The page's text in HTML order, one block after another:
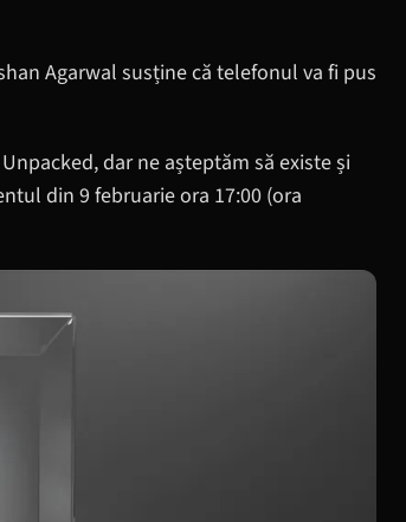
Agarwal susține că telefonul va fi pus
dar ne așteptăm să existe și
din 9 februarie ora 17:00 (ora